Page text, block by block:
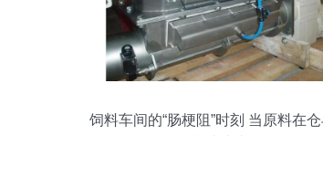
饲料车间的“肠梗阻”时刻 当原料在